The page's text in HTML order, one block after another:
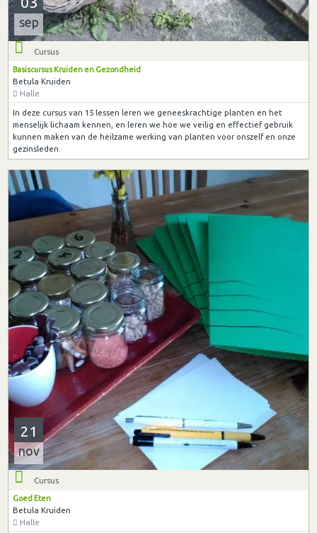
sep
Cursus
Basiscursus Kruiden en Gezondheid
Betula Kruiden
Halle
In deze cursus van 15 lessen leren we geneeskrachtige planten en het
menselijk lichaam kennen, en leren we hoe we veilig en effectief gebruik
kunnen maken van de heilzame werking van planten voor onszelf en onze
gezinsleden.
21
nov
Cursus
Goed Eten
Betula Kruiden
Halle